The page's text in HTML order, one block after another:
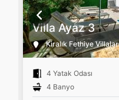
Villa Ayaz 3
Kiralık Fethiye
4 Yatak Odası
4 Banyo